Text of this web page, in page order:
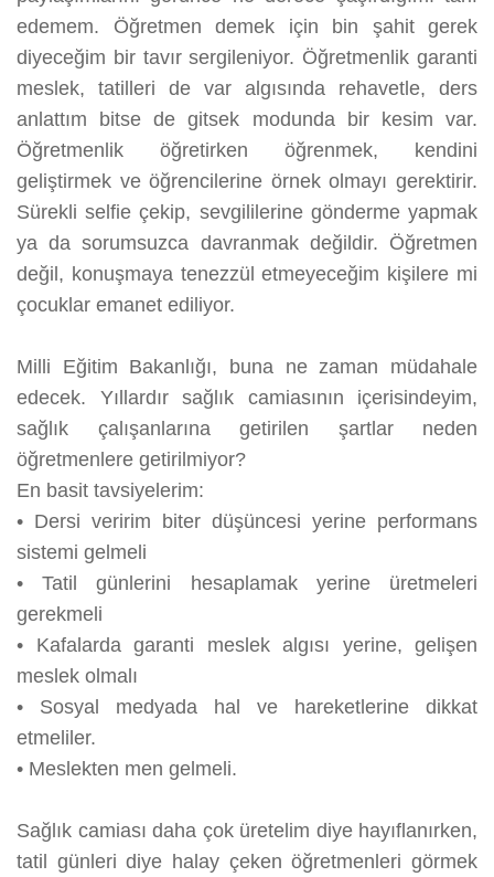
edemem. Öğretmen demek için bin şahit gerek
diyeceğim bir tavır sergileniyor. Öğretmenlik garanti
meslek, tatilleri de var algısında rehavetle, ders
anlattım bitse de gitsek modunda bir kesim var.
Öğretmenlik öğretirken öğrenmek, kendini
geliştirmek ve öğrencilerine örnek olmayı gerektirir.
Sürekli selfie çekip, sevgililerine gönderme yapmak
ya da sorumsuzca davranmak değildir. Öğretmen
değil, konuşmaya tenezzül etmeyeceğim kişilere mi
çocuklar emanet ediliyor.
Milli Eğitim Bakanlığı, buna ne zaman müdahale
edecek. Yıllardır sağlık camiasının içerisindeyim,
sağlık çalışanlarına getirilen şartlar neden
öğretmenlere getirilmiyor?
En basit tavsiyelerim:
• Dersi veririm biter düşüncesi yerine performans
sistemi gelmeli
•
Tatil günlerini hesaplamak yerine üretmeleri
gerekmeli
•
Kafalarda garanti meslek algısı yerine, gelişen
meslek olmalı
•
Sosyal medyada hal ve hareketlerine dikkat
etmeliler.
• Meslekten men gelmeli.
Sağlık camiası daha çok üretelim diye hayıflanırken,
tatil günleri diye halay çeken öğretmenleri görmek